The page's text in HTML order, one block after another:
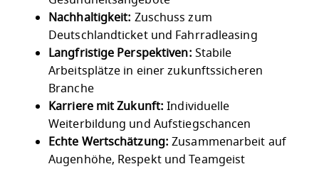
Nachhaltigkeit: Zuschuss zum
Deutschlandticket und Fahrradleasing
Langfristige Perspektiven: Stabile
Arbeitsplätze in einer zukunftssicheren
Branche
Karriere mit Zukunft: Individuelle
Weiterbildung und Aufstiegschancen
Echte Wertschätzung: Zusammenarbeit auf
Augenhöhe, Respekt und Teamgeist